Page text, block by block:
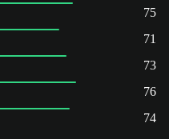
75
71
73
76
74